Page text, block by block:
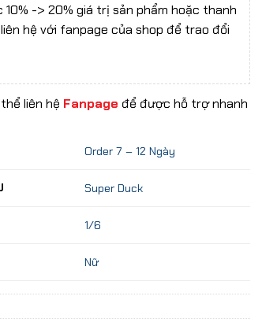
-> 20% giá trị sản phẩm hoặc thanh
hệ với fanpage của shop để trao đổi
liên hệ Fanpage để được hỗ trợ nhanh
Order 7 – 12 Ngày
Super Duck
1/6
Nữ